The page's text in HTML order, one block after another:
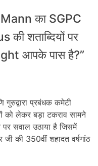
का SGPC
की शताब्दियों पर
आपके पास है?”
गुरुद्वारा प्रबंधक कमेटी
को लेकर बड़ा टकराव सामने
सवाल उठाया है जिसमें
की 350वीं शहादत वर्षगांठ